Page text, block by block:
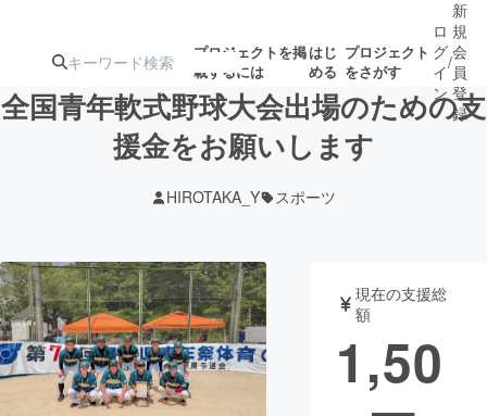
プロジェクトを掲
載するには
はじ
める
プロジェクト
をさがす
ジェクト
ロジェクト
アート・写真 音楽
テクノロジー・ガジェット ゲーム・サ
映像・映画 書籍・雑誌
ロ
グ
イ
ン
/
新
規
会
員
登
録
全国青年軟式野球大会出場のための支
援金をお願いします
HIROTAKA_Y スポーツ
現在の支援総
額
1,50